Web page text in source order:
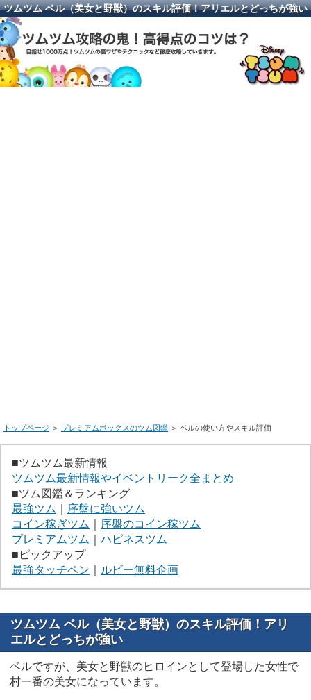
ツムツム ベル（美女と野獣）のスキル評価！アリエルとどっちが強い
トップページ ＞ プレミアムボックスのツム図鑑 ＞ ベルの使い方やスキル評価
■ツムツム最新情報
ツムツム最新情報やイベントリーク全まとめ
■ツム図鑑＆ランキング
最強ツム
序盤に強いツム
コイン稼ぎツム
序盤のコイン稼ツム
プレミアムツム
ハピネスツム
■ピックアップ
最強タッチペン
ルビー無料企画
ツムツム ベル（美女と野獣）のスキル評価！アリ
エルとどっちが強い
ベルですが、美女と野獣のヒロインとして登場した女性で
村一番の美女になっています。